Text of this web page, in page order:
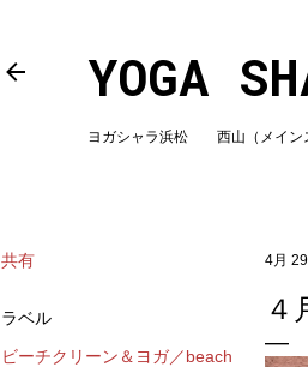
YOGA
ヨガシャラ浜松 西山（メイ
共有
ラベル
ビーチクリーン＆ヨガ／beach
4月
４